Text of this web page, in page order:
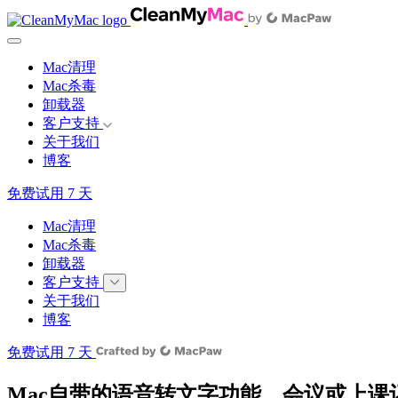
Mac清理
Mac杀毒
卸载器
客户支持
关于我们
博客
免费试用 7 天
Mac清理
Mac杀毒
卸载器
客户支持
关于我们
博客
免费试用 7 天